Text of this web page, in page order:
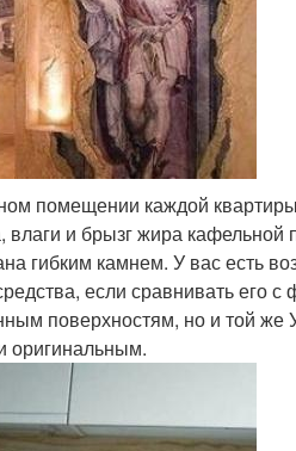
помещении каждой
и брызг жира кафельной
гибким камнем. У вас есть
если сравнивать его с
поверхностям, но и той же
оригинальным.